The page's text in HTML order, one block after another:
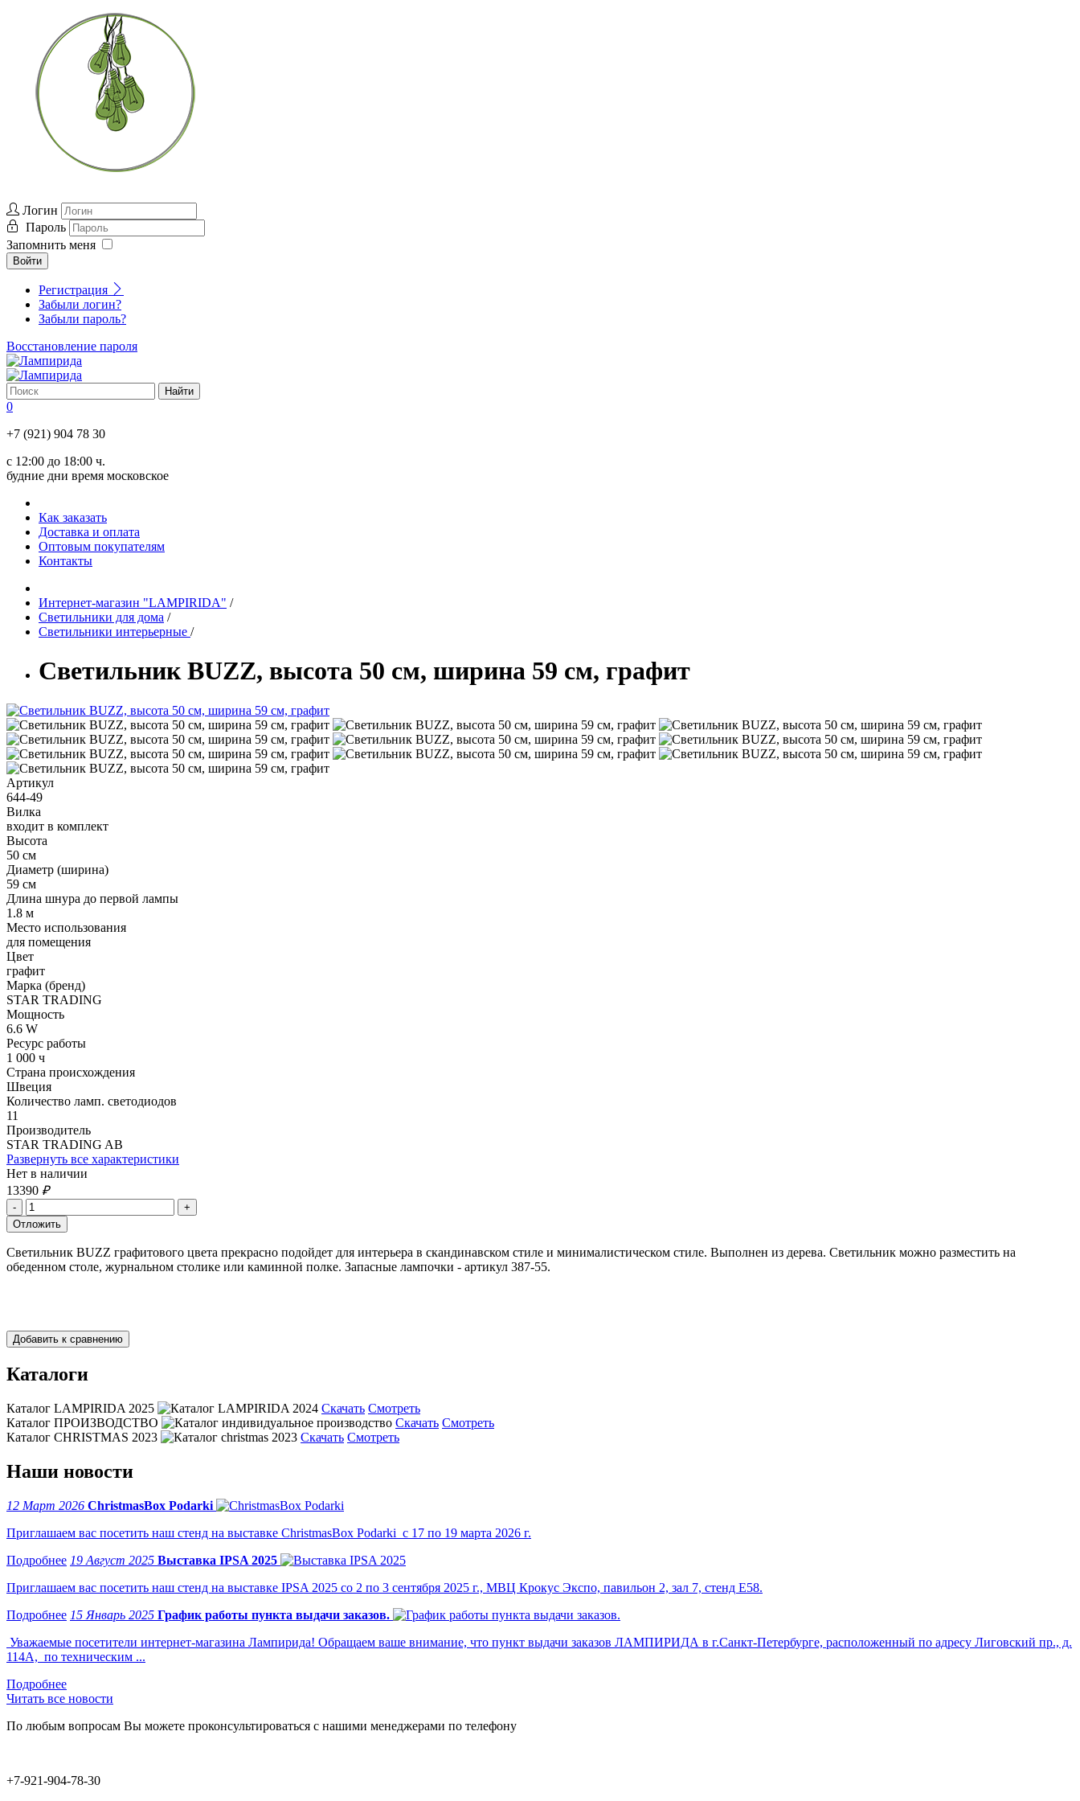
Логин
Пароль
Запомнить меня
Войти
Регистрация
Забыли логин?
Забыли пароль?
Восстановление пароля
0
+7 (921) 904 78 30
с 12:00 до 18:00 ч.
будние дни время московское
Как заказать
Доставка и оплата
Оптовым покупателям
Контакты
Интернет-магазин "LAMPIRIDA" /
Светильники для дома /
Светильники интерьерные /
Светильник BUZZ, высота 50 см, ширина 59 см, графит
Артикул
644-49
Вилка
входит в комплект
Высота
50 см
Диаметр (ширина)
59 см
Длина шнура до первой лампы
1.8 м
Место использования
для помещения
Цвет
графит
Марка (бренд)
STAR TRADING
Мощность
6.6 W
Ресурс работы
1 000 ч
Страна происхождения
Швеция
Количество ламп. светодиодов
11
Производитель
STAR TRADING AB
Развернуть все характеристики
Нет в наличии
13390 ₽
Светильник BUZZ графитового цвета прекрасно подойдет для интерьера в скандинавском стиле и минималистическом стиле. Выполнен из дерева. Светильник можно разместить на
обеденном столе, журнальном столике или каминной полке. Запасные лампочки - артикул 387-55.
Каталоги
Каталог LAMPIRIDA 2025 Скачать Смотреть
Каталог ПРОИЗВОДСТВО
Скачать Смотреть
Каталог CHRISTMAS 2023
Скачать Смотреть
Наши новости
12 Март 2026 ChristmasBox Podarki
Приглашаем вас посетить наш стенд на выставке ChristmasBox Podarki с 17 по 19 марта 2026 г.
19 Август 2025 Выставка IPSA 2025
Приглашаем вас посетить наш стенд на выставке IPSA 2025 со 2 по 3 сентября 2025 г., МВЦ Крокус Экспо, павильон 2, зал 7, стенд Е58.
15 Январь 2025 График работы пункта выдачи заказов.
Уважаемые посетители интернет-магазина Лампирида! Обращаем ваше внимание, что пункт выдачи заказов ЛАМПИРИДА в г.Санкт-Петербурге, расположенный по адресу Лиговский пр., д.
114А, по техническим ...
Читать все новости
По любым вопросам Вы можете проконсультироваться с нашими менеджерами по телефону
+7-921-904-78-30